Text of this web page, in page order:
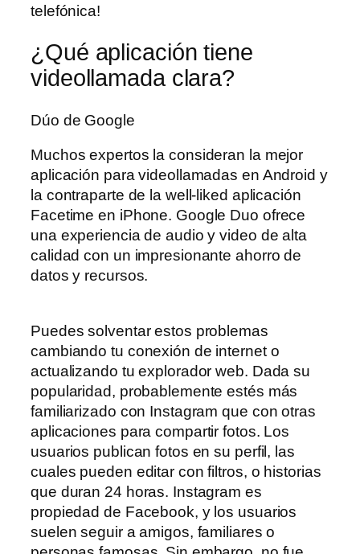
telefónica!
¿Qué aplicación tiene
videollamada clara?
Dúo de Google
Muchos expertos la consideran la mejor
aplicación para videollamadas en Android y
la contraparte de la well-liked aplicación
Facetime en iPhone. Google Duo ofrece
una experiencia de audio y video de alta
calidad con un impresionante ahorro de
datos y recursos.
Puedes solventar estos problemas
cambiando tu conexión de internet o
actualizando tu explorador web. Dada su
popularidad, probablemente estés más
familiarizado con Instagram que con otras
aplicaciones para compartir fotos. Los
usuarios publican fotos en su perfil, las
cuales pueden editar con filtros, o historias
que duran 24 horas. Instagram es
propiedad de Facebook, y los usuarios
suelen seguir a amigos, familiares o